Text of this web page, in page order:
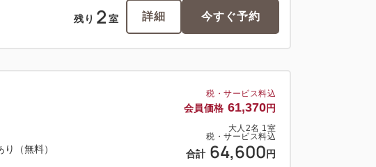
残り 2 室 詳細 今すぐ予約
税・サービス料込
会員価格 61,370円
大人 2名 1室
税・サービス料込
合計 64,600 円
り（無料）